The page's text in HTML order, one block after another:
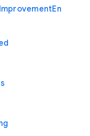
ImprovementEn